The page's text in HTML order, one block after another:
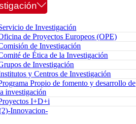
de Investigación
de Proyectos Europeos (OPE)
de Investigación
de Ética de la Investigación
de Investigación
y Centros de Investigación
Propio de fomento y desarrollo de
investigación
I+D+i
Innovacion-